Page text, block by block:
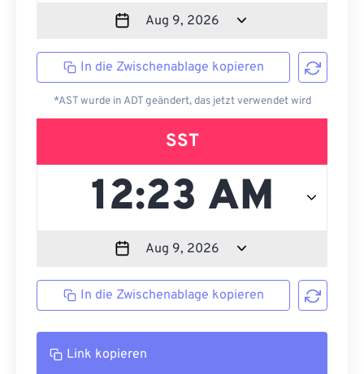
In die Zwischenablage kopieren
*AST wurde in ADT geändert, das jetzt verwendet wird
SST
In die Zwischenablage kopieren
Link kopieren